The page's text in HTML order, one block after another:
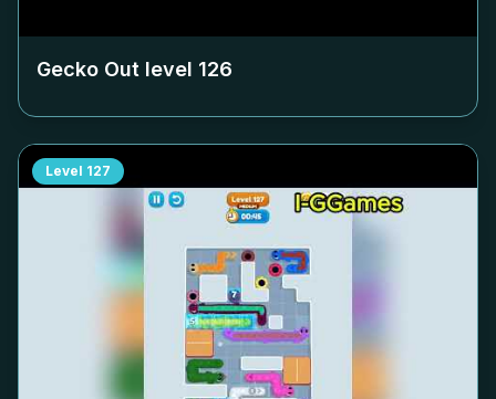
Gecko Out level 126
Level 127